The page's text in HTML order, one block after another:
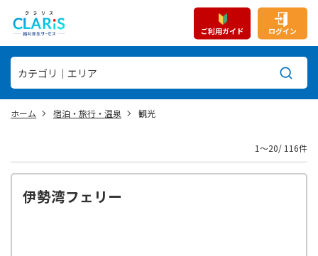
ご利用ガイド ログイン
ホーム 宿泊・旅行・温泉 観光
1〜20/ 116件
伊勢湾フェリー